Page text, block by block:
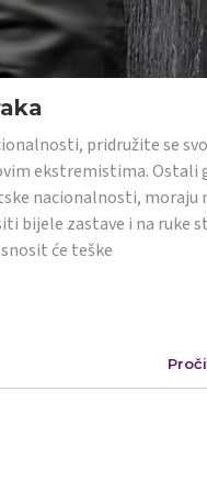
pridružite se
ekstremistima. Ostali
nacionalnosti, moraju
bijele zastave i na ruke
će teške